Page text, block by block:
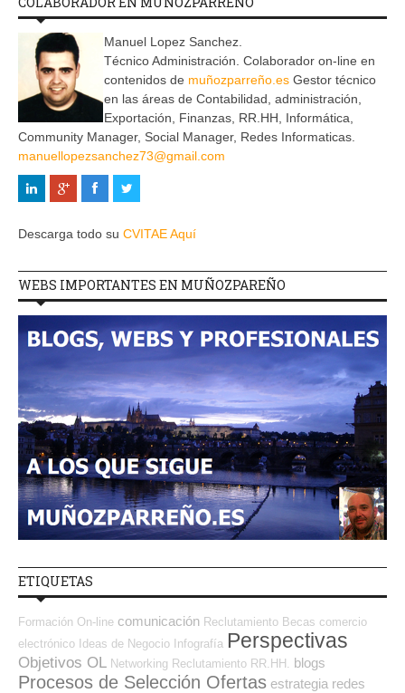
Manuel Lopez Sanchez.
Técnico Administración. Colaborador on-line en
contenidos de muñozparreño.es Gestor técnico
en las áreas de Contabilidad, administración,
Exportación, Finanzas, RR.HH, Informática,
Community Manager, Social Manager, Redes Informaticas.
manuellopezsanchez73@gmail.com
Descarga todo su CVITAE Aquí
WEBS IMPORTANTES EN MUÑOZPAREÑO
ETIQUETAS
Formación On-line comunicación Reclutamiento Becas comercio
electrónico Ideas de Negocio Infografía Perspectivas
Objetivos OL Networking Reclutamiento RR.HH. blogs
Procesos de Selección Ofertas estrategia redes